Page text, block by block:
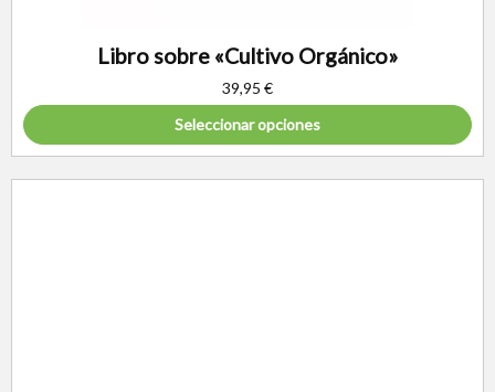
Libro sobre «Cultivo Orgánico»
39,95 €
Seleccionar opciones